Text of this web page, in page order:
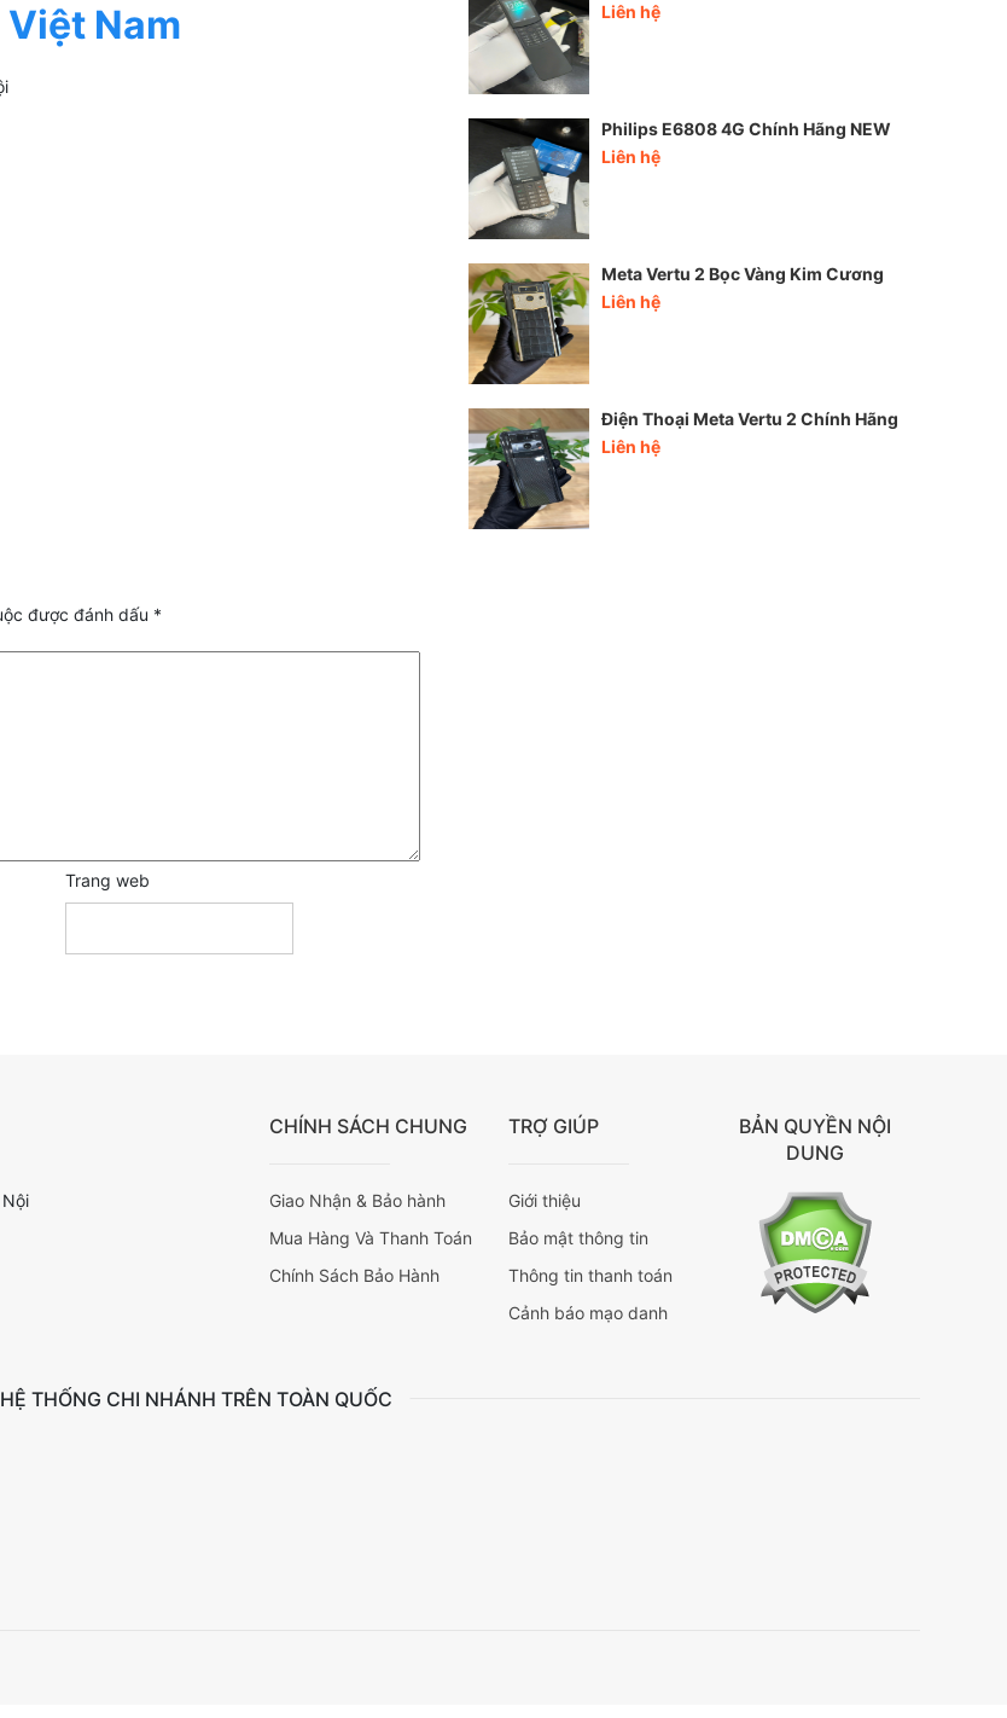
Nam
Liên hệ
Philips E6808 4G Chính Hãng NEW
Liên hệ
Meta Vertu 2 Bọc Vàng Kim Cương
Liên hệ
Điện Thoại Meta Vertu 2 Chính Hãng
Liên hệ
được đánh dấu *
Trang web
CHÍNH SÁCH CHUNG
Giao Nhận & Bảo hành
Mua Hàng Và Thanh Toán
Chính Sách Bảo Hành
TRỢ GIÚP
Giới thiệu
Bảo mật thông tin
Thông tin thanh toán
Cảnh báo mạo danh
BẢN QUYỀN NỘI
DUNG
HỆ THỐNG CHI NHÁNH TRÊN TOÀN QUỐC